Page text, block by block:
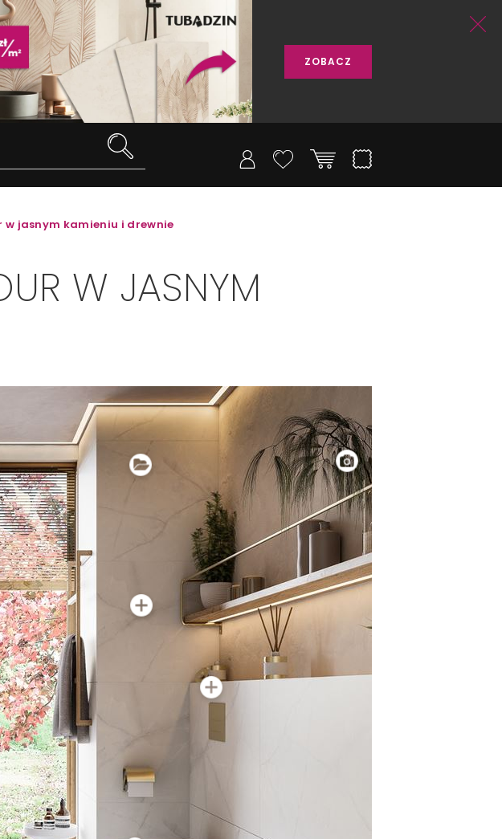
ZOBACZ
jasnym kamieniu i drewnie
W JASNYM